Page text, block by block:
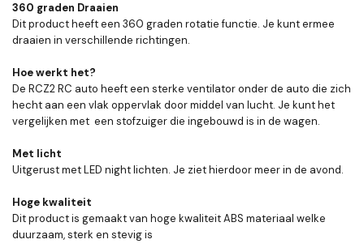
360 graden Draaien
Dit product heeft een 360 graden rotatie functie. Je kunt ermee
draaien in verschillende richtingen.
Hoe werkt het?
De RCZ2 RC auto heeft een sterke ventilator onder de auto die zich
hecht aan een vlak oppervlak door middel van lucht. Je kunt het
vergelijken met een stofzuiger die ingebouwd is in de wagen.
Met licht
Uitgerust met LED night lichten. Je ziet hierdoor meer in de avond.
Hoge kwaliteit
Dit product is gemaakt van hoge kwaliteit ABS materiaal welke
duurzaam, sterk en stevig is